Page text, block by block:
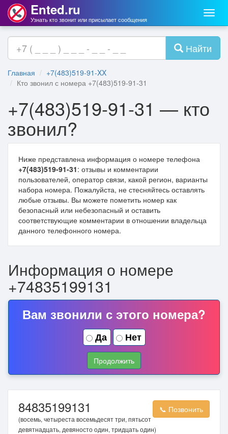
Меню
Ented.ru
Узнать кто звонит или присылает сообщения
Найти
Главная
+7(483)519-91-XX
Кто звонил с номера +7(483)519-91-31
+7(483)519-91-31 — кто
звонил?
Ниже представлена информация о номере телефона
+7(483)519-91-31: отзывы и комментарии
пользователей, оператор связи, какой регион, варианты
набора номера. Пожалуйста, не стесняйтесь оставлять
любые отзывы. Вы можете пометить номер как
безопасный или небезопасный и оставить
соответствующие комментарии в отношении владельца
данного телефонного номера.
Информация о номере
+74835199131
Вам звонили с этого номера?
Да Нет
Продолжить
84835199131 📞 Позвонить
(восемь, четыреста восемьдесят три, пятьсот
девятнадцать, девяносто один, тридцать один)